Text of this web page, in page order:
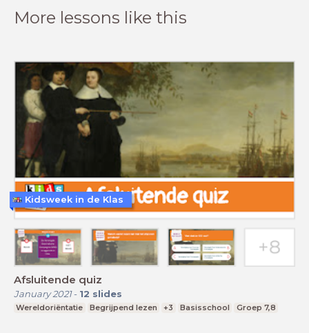
More lessons like this
Afsluitende quiz
January 2021- 12 slides
Wereldoriëntatie Begrijpend lezen +3 Basisschool Groep 7,8
Kidsweek in de Klas